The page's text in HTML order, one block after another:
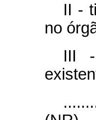
II -
no
III -